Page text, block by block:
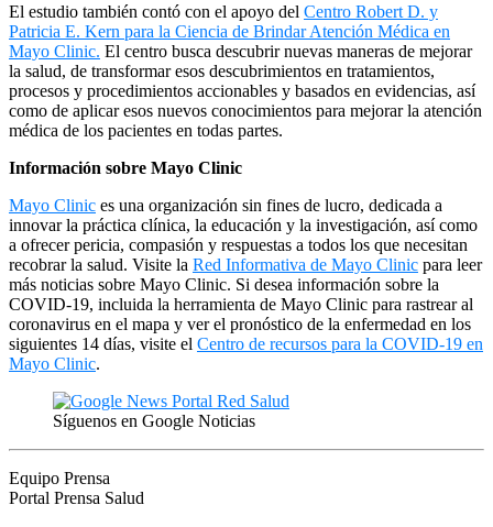
El estudio también contó con el apoyo del Centro Robert D. y
Patricia E. Kern para la Ciencia de Brindar Atención Médica en
Mayo Clinic. El centro busca descubrir nuevas maneras de mejorar
la salud, de transformar esos descubrimientos en tratamientos,
procesos y procedimientos accionables y basados en evidencias, así
como de aplicar esos nuevos conocimientos para mejorar la atención
médica de los pacientes en todas partes.
Información sobre Mayo Clinic
Mayo Clinic es una organización sin fines de lucro, dedicada a
innovar la práctica clínica, la educación y la investigación, así como
a ofrecer pericia, compasión y respuestas a todos los que necesitan
recobrar la salud. Visite la Red Informativa de Mayo Clinic para leer
más noticias sobre Mayo Clinic. Si desea información sobre la
COVID-19, incluida la herramienta de Mayo Clinic para rastrear al
coronavirus en el mapa y ver el pronóstico de la enfermedad en los
siguientes 14 días, visite el Centro de recursos para la COVID-19 en
Mayo Clinic.
Síguenos en Google Noticias
Equipo Prensa
Portal Prensa Salud